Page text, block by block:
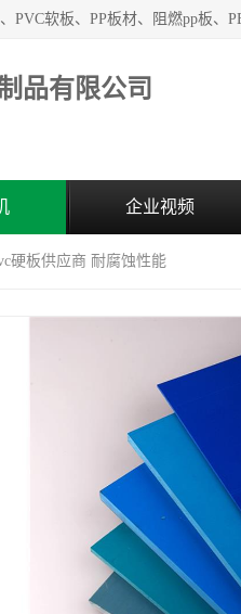
品有限公司
企业视频
硬板供应商 耐腐蚀性能